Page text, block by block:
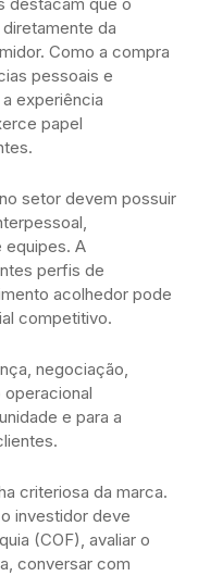
da
Como a compra
pessoais e
experiência
papel
setor devem possuir
equipes. A
perfis de
acolhedor pode
competitivo.
negociação,
e para a
criteriosa da marca.
investidor deve
(COF), avaliar o
conversar com